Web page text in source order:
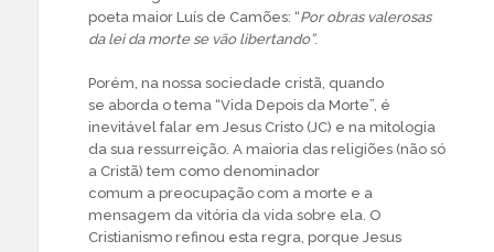
poeta maior Luís de Camões: “Por obras valerosas
da lei da morte se vão libertando”.
Porém, na nossa sociedade cristã, quando
se aborda o tema “Vida Depois da Morte”, é
inevitável falar em Jesus Cristo (JC) e na mitologia
da sua ressurreição. A maioria das religiões (não só
a Cristã) tem como denominador
comum a preocupação com a morte e a
mensagem da vitória da vida sobre ela. O
Cristianismo refinou esta regra, porque Jesus